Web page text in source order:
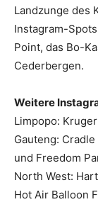
Landzunge des
Instagram-
Point, das Bo-
Cederbergen.
Weitere
Limpopo:
Gauteng:
und Freedom
North West:
Hot Air Balloon